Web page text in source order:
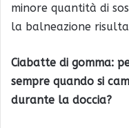
minore quantità di
la balneazione
Ciabatte di gomma:
sempre quando si
durante la doccia?